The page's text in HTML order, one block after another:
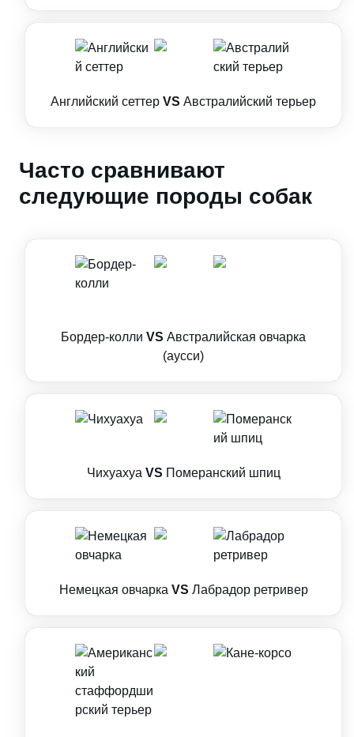
Английский сеттер VS Австралийский терьер
Часто сравнивают
следующие породы собак
Бордер-колли VS Австралийская овчарка
(аусси)
Чихуахуа VS Померанский шпиц
Немецкая овчарка VS Лабрадор ретривер